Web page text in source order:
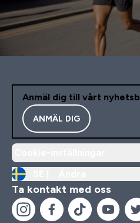
Anmäl dig till vårt
ANMÄL DIG
Ta kontakt med oss